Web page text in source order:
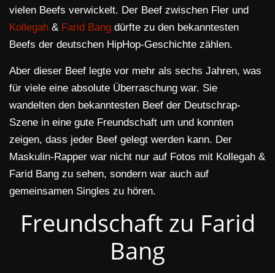
vielen Beefs verwickelt. Der Beef zwischen Fler und
Kollegah & Farid Bang dürfte zu den bekanntesten
Beefs der deutschen HipHop-Geschichte zählen.
Aber dieser Beef legte vor mehr als sechs Jahren, was
für viele eine absolute Überraschung war. Sie
wandelten den bekanntesten Beef der Deutschrap-
Szene in eine gute Freundschaft um und konnten
zeigen, dass jeder Beef gelegt werden kann. Der
Maskulin-Rapper war nicht nur auf Fotos mit Kollegah &
Farid Bang zu sehen, sondern war auch auf
gemeinsamen Singles zu hören.
Freundschaft zu Farid
Bang